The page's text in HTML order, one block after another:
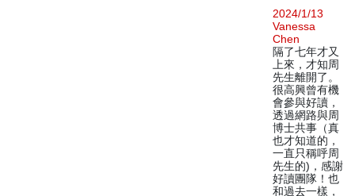
2024/1/13
Vanessa
Chen
隔了七年才又
上來，才知周
先生離開了。
很高興曾有機
會參與好讀，
透過網路與周
博士共事（真
也才知道的，
一直只稱呼周
先生的)，感謝
好讀團隊！也
和過去一樣，